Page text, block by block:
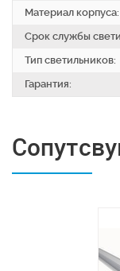
Материал корпуса:
Срок службы
Тип светильников:
Гарантия: